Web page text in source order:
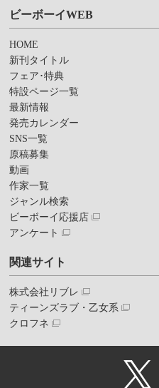
ビーボーイWEB
HOME
新刊タイトル
フェア･特典
特設ページ一覧
最新情報
発売カレンダー
SNS一覧
原稿募集
動画
作家一覧
ジャンル検索
ビーボーイ応援店
アンケート
関連サイト
株式会社リブレ
ティーンズラブ・乙女系
クロフネ